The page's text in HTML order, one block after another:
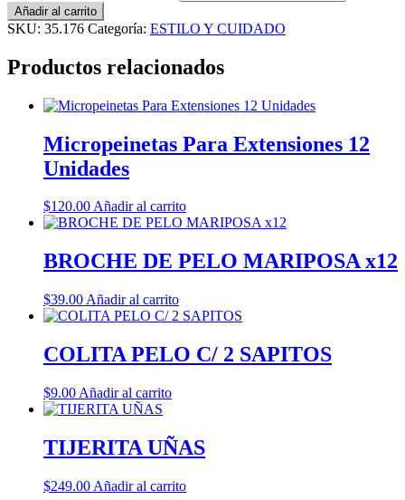
Añadir al carrito
SKU: 35.176 Categoría: ESTILO Y CUIDADO
Productos relacionados
Micropeinetas Para Extensiones 12
Unidades
$120.00Añadir al carrito
BROCHE DE PELO MARIPOSA x12
$39.00 Añadir al carrito
COLITA PELO C/ 2 SAPITOS
$9.00 Añadir al carrito
TIJERITA UÑAS
$249.00 Añadir al carrito